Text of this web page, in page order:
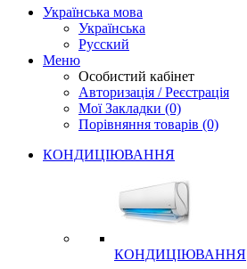
Українська мова
Українська
Русский
Меню
Особистий кабінет
Авторизація / Реєстрація
Мої Закладки (0)
Порівняння товарів (0)
КОНДИЦІЮВАННЯ
КОНДИЦІЮВАННЯ